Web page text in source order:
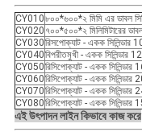
CY010৮০০*৬০০*২ মিমি এর ডাবল
CY020 ৭০০*৫০০*২ মিলিমিটারের ডাবল
CY030রিসপোক্যাট - একক সিলিন্ডার
CY040বিপরীতমুখী - একক সিলিন্ডার
CY050রিসিপোক্যাট - একক
CY060রিসিপোক্যাট - একক
CY070রিসিপোক্যাট - একক
CY080রিসিপোক্যাট - একক
এই উৎপাদন লাইন কিভাবে কাজ করে